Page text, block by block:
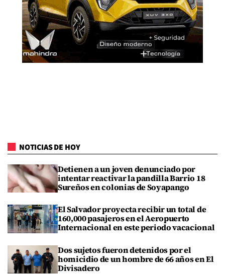
NOTICIAS DE HOY
Detienen a un joven denunciado por
intentar reactivar la pandilla Barrio 18
Sureños en colonias de Soyapango
El Salvador proyecta recibir un total de
160,000 pasajeros en el Aeropuerto
Internacional en este periodo vacacional
Dos sujetos fueron detenidos por el
homicidio de un hombre de 66 años en El
Divisadero